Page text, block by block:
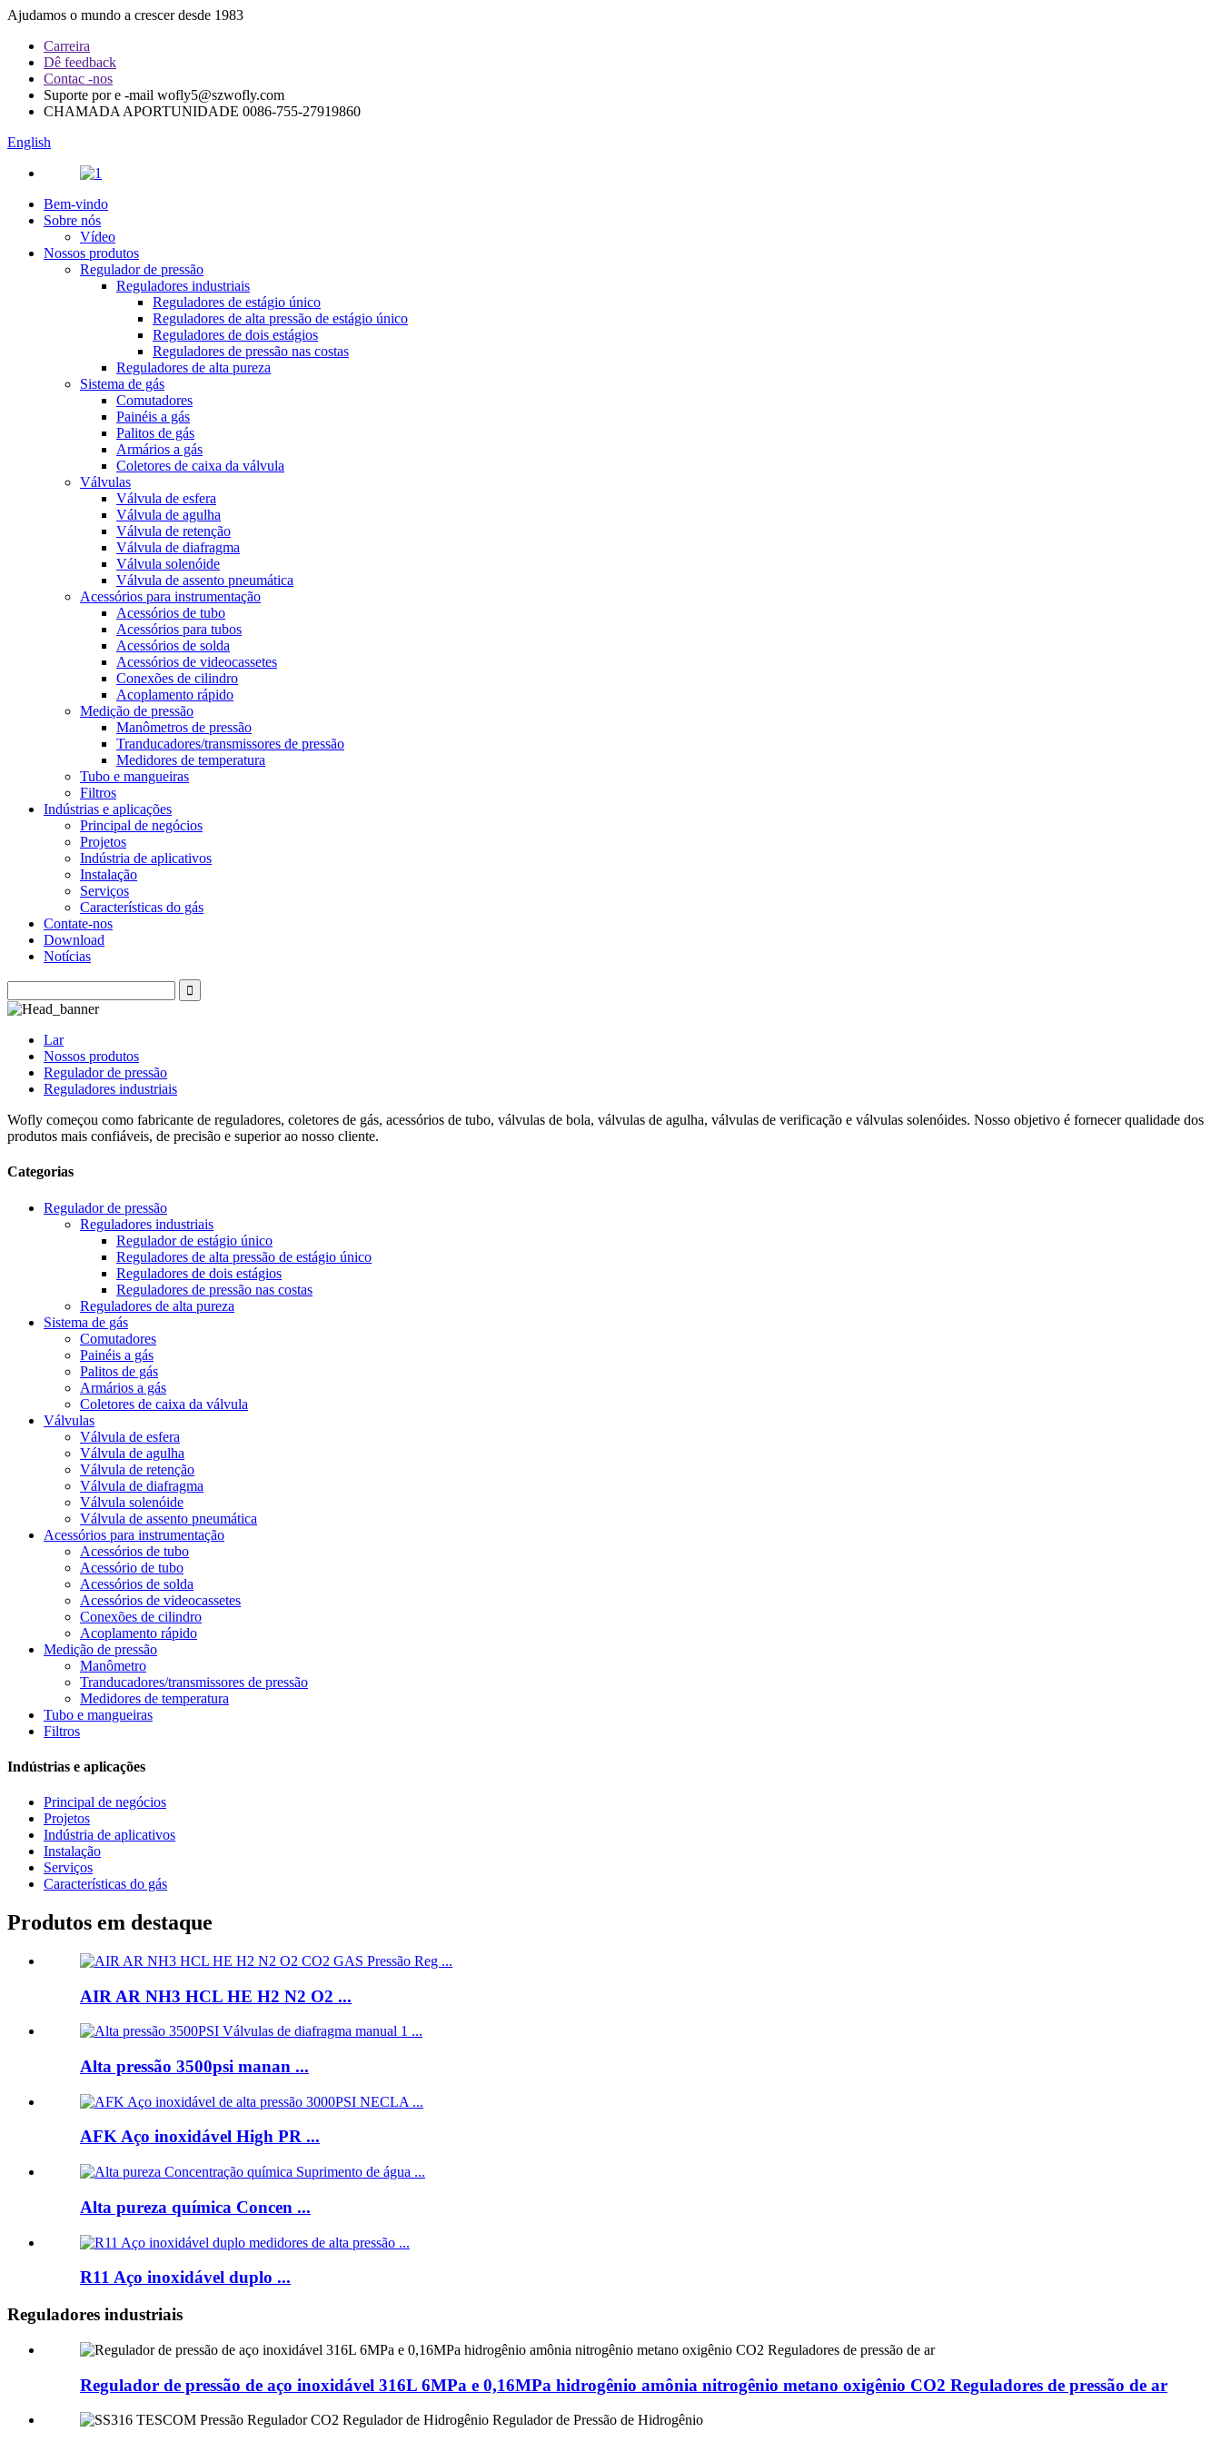
Ajudamos o mundo a crescer desde 1983
Carreira
Dê feedback
Contac -nos
Suporte por e -mail wofly5@szwofly.com
CHAMADA APORTUNIDADE 0086-755-27919860
English
Bem-vindo
Sobre nós
Vídeo
Nossos produtos
Regulador de pressão
Reguladores industriais
Reguladores de estágio único
Reguladores de alta pressão de estágio único
Reguladores de dois estágios
Reguladores de pressão nas costas
Reguladores de alta pureza
Sistema de gás
Comutadores
Painéis a gás
Palitos de gás
Armários a gás
Coletores de caixa da válvula
Válvulas
Válvula de esfera
Válvula de agulha
Válvula de retenção
Válvula de diafragma
Válvula solenóide
Válvula de assento pneumática
Acessórios para instrumentação
Acessórios de tubo
Acessórios para tubos
Acessórios de solda
Acessórios de videocassetes
Conexões de cilindro
Acoplamento rápido
Medição de pressão
Manômetros de pressão
Tranducadores/transmissores de pressão
Medidores de temperatura
Tubo e mangueiras
Filtros
Indústrias e aplicações
Principal de negócios
Projetos
Indústria de aplicativos
Instalação
Serviços
Características do gás
Contate-nos
Download
Notícias
Lar
Nossos produtos
Regulador de pressão
Reguladores industriais
Wofly começou como fabricante de reguladores, coletores de gás, acessórios de tubo, válvulas de bola, válvulas de agulha, válvulas de verificação e válvulas solenóides. Nosso objetivo é fornecer qualidade dos
produtos mais confiáveis, de precisão e superior ao nosso cliente.
Categorias
Regulador de pressão
Reguladores industriais
Regulador de estágio único
Reguladores de alta pressão de estágio único
Reguladores de dois estágios
Reguladores de pressão nas costas
Reguladores de alta pureza
Sistema de gás
Comutadores
Painéis a gás
Palitos de gás
Armários a gás
Coletores de caixa da válvula
Válvulas
Válvula de esfera
Válvula de agulha
Válvula de retenção
Válvula de diafragma
Válvula solenóide
Válvula de assento pneumática
Acessórios para instrumentação
Acessórios de tubo
Acessório de tubo
Acessórios de solda
Acessórios de videocassetes
Conexões de cilindro
Acoplamento rápido
Medição de pressão
Manômetro
Tranducadores/transmissores de pressão
Medidores de temperatura
Tubo e mangueiras
Filtros
Indústrias e aplicações
Principal de negócios
Projetos
Indústria de aplicativos
Instalação
Serviços
Características do gás
Produtos em destaque
AIR AR NH3 HCL HE H2 N2 O2 ...
Alta pressão 3500psi manan ...
AFK Aço inoxidável High PR ...
Alta pureza química Concen ...
R11 Aço inoxidável duplo ...
Reguladores industriais
Regulador de pressão de aço inoxidável 316L 6MPa e 0,16MPa hidrogênio amônia nitrogênio metano oxigênio CO2 Reguladores de pressão de ar